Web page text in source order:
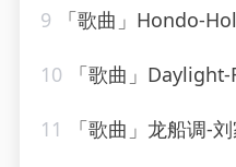
9 「歌曲」Hondo-
10 「歌曲」
11 「歌曲」龙船调-